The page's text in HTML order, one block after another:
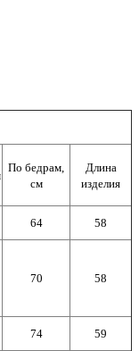
По бедрам,
см
Длина
изделия
64 58
70 58
74 59